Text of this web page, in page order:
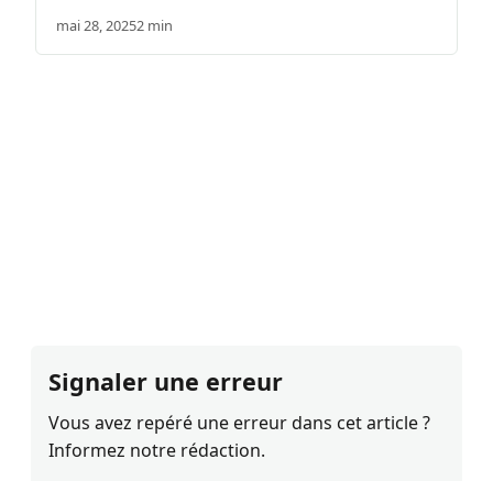
mai 28, 20252 min
Signaler une erreur
Vous avez repéré une erreur dans cet article ?
Informez notre rédaction.